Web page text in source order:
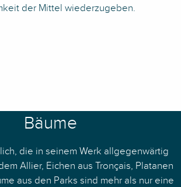
der Mittel wiederzugeben.
Bäume
die in seinem Werk allgegenwärtig
Allier, Eichen aus Tronçais, Platanen
aus den Parks sind mehr als nur eine